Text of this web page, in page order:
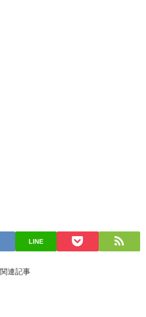
LINE
関連記事